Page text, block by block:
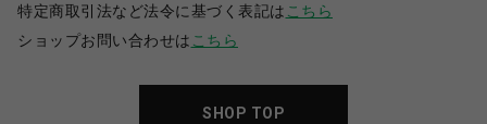
特定商取引法など法令に基づく表記は こちら
ショップお問い合わせは こちら
SHOP TOP